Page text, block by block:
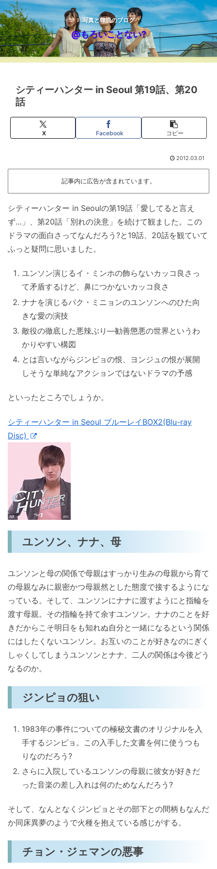
写真と韓流のブログ
@もろいことない?
シティーハンター in Seoul 第19話、第20
話
X Facebook コピー
2012.03.01
記事内に広告が含まれています。
シティーハンター in Seoulの第19話「愛してると言え
ず…」、第20話「別れの決意」を続けて観ました。この
ドラマの面白さってなんだろう?と19話、20話を観ていて
ふっと疑問に思いました。
ユンソン演じるイ・ミンホの飾らないカッコ良さっ
て矛盾するけど、鼻につかないカッコ良さ
ナナを演じるパク・ミニョンのユンソンへのひた向
きな愛の演技
敵役の徹底した悪辣ぶり—勧善懲悪の世界というわ
かりやすい構図
とは言いながらジンピョの恨、ヨンジュの恨が展開
しそうな単純なアクションではないドラマの予感
といったところでしょうか。
シティーハンター in Seoul ブルーレイBOX2(Blu-ray
Disc)
ユンソン、ナナ、母
ユンソンと母の関係で母親はすっかり生みの母親から育て
の母親なみに親密かつ母親然とした態度で接するようにな
っている。そして、ユンソンにナナに渡すようにと指輪を
渡す母親。その指輪を持て余すユンソン。ナナのことを好
きだからこそ明日をも知れぬ自分と一緒になるという関係
にはしたくないユンソン。お互いのことが好きなのにぎく
しゃくしてしまうユンソンとナナ、二人の関係は今後どう
なるのか。
ジンピョの狙い
1983年の事件についての極秘文書のオリジナルを入
手するジンピョ。この入手した文書を何に使うつも
りなのだろう?
さらに入院しているユンソンの母親に彼女が好きだ
った音楽の差し入れは何のためなんだろう?
そして、なんとなくジンピョとその部下との間柄もなんだ
か同床異夢のようで火種を抱えている感じがする。
チョン・ジェマンの悪事